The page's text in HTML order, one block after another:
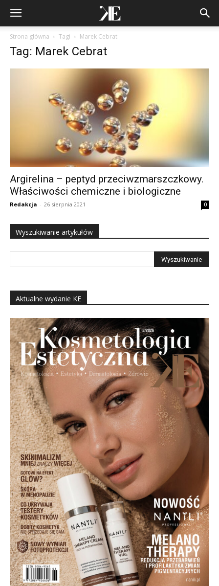
Strona główna Tagi Marek Cebrat
Tag: Marek Cebrat
Argirelina – peptyd przeciwzmarszczkowy.
Właściwości chemiczne i biologiczne
Redakcja - 26 sierpnia 2021 0
Wyszukiwanie artykułów
Aktualne wydanie KE